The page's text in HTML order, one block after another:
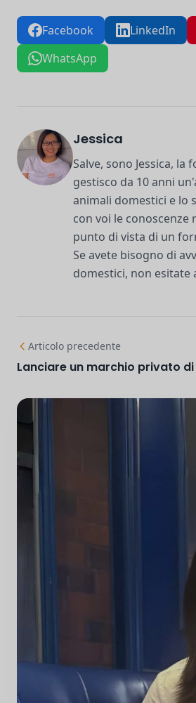
Facebook LinkedIn
WhatsApp
Jessica
Salve, sono Jessica,
gestisco da 10 anni
animali domestici e lo
con voi le
punto di vista di un
Se avete bisogno di
domestici, non esitate
Articolo precedente
Lanciare un marchio privato